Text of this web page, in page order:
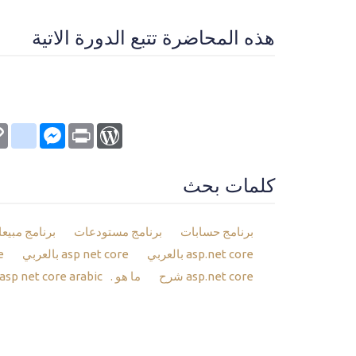
هذه المحاضرة تتبع الدورة الاتية
Messenger Print
WordPress
كلمات بحث
برنامج حسابات برنامج مستودعات برنامج
asp.net core بالعربي
asp.net core شرح
ما هو .net core asp net core arabic